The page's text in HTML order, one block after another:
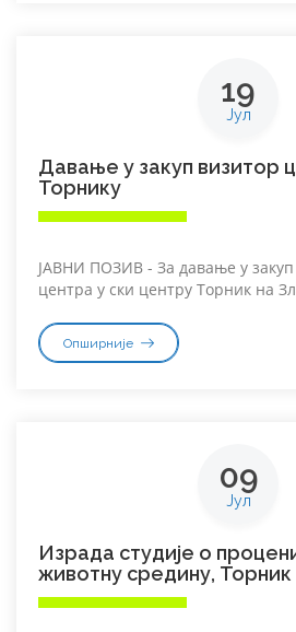
19
Јул
Давање у закуп визитор
Торнику
ЈАВНИ ПОЗИВ - За давање у закуп
центра у ски центру Торник на
Опширније
09
Јул
Израда студије о
животну средину, Торник